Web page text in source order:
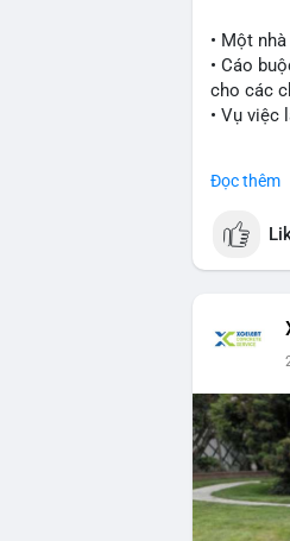
• Một
• Cáo
cho các
• Vụ việc
#vlikevn
Đọc thêm